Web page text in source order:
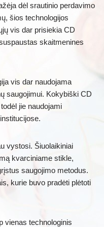
dėl srautinio perdavimo
šios technologijos
vis dar prisiekia CD
skaitmenines
vis dar naudojama
saugojimui. Kokybiški CD
jie naudojami
vystosi. Šiuolaikiniai
kvarciniame stikle,
saugojimo metodus.
kurie buvo pradėti plėtoti
vienas technologinis